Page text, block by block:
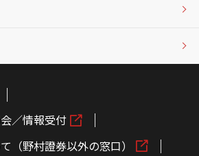
／情報受付
（野村證券以外の窓口）